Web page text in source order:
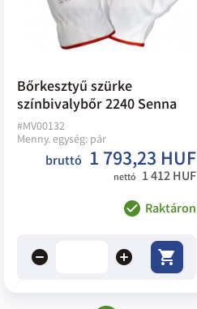
Bőrkesztyű szürke
színbivalybőr 2240 Senna
#MV00132
Menny. egység: pár
bruttó 1 793,23 HUF
nettó 1 412 HUF
Raktáron
remove add